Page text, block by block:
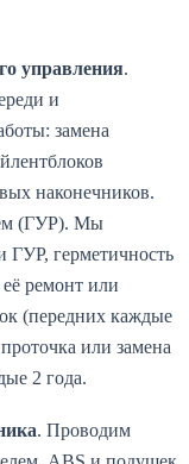
управления.
и
замена
наконечников.
(ГУР). Мы
ГУР, герметичность
ремонт или
(передних каждые
или замена
2 года.
. Проводим